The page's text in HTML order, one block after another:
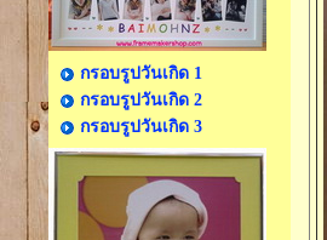
กรอบรูปวันเกิด 1
กรอบรูปวันเกิด 2
กรอบรูปวันเกิด 3